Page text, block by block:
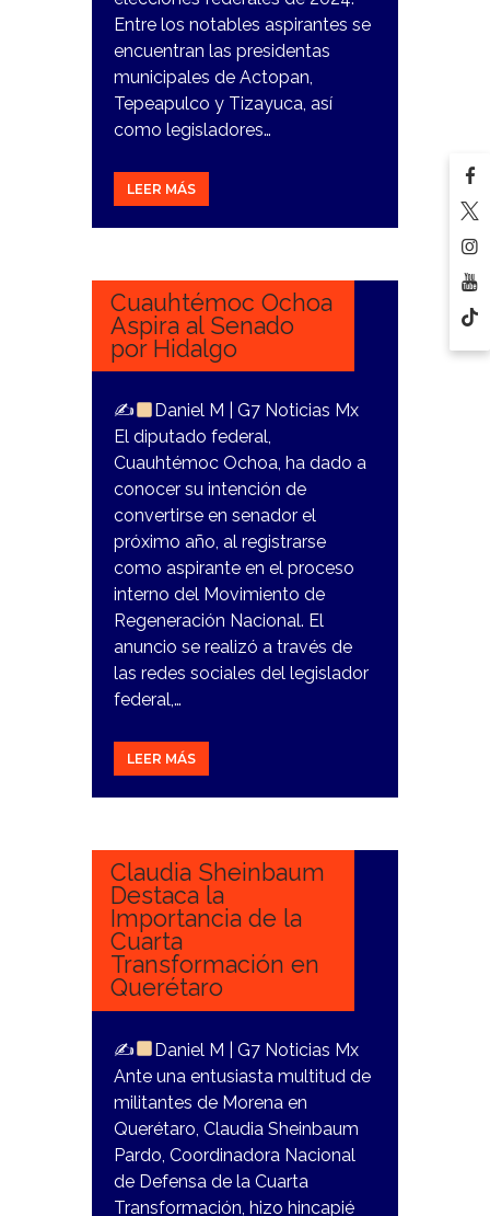
Entre los notables aspirantes se
encuentran las presidentas
municipales de Actopan,
Tepeapulco y Tizayuca, así
como legisladores…
LEER MÁS
5
Cuauhtémoc Ochoa
Aspira al Senado
por Hidalgo
✍
Daniel M | G7 Noticias Mx
El diputado federal,
Cuauhtémoc Ochoa, ha dado a
conocer su intención de
convertirse en senador el
próximo año, al registrarse
como aspirante en el proceso
interno del Movimiento de
Regeneración Nacional. El
anuncio se realizó a través de
las redes sociales del legislador
federal,…
LEER MÁS
5
Claudia Sheinbaum
Destaca la
Importancia de la
Cuarta
Transformación en
Querétaro
✍
Daniel M | G7 Noticias Mx
Ante una entusiasta multitud de
militantes de Morena en
Querétaro, Claudia Sheinbaum
Pardo, Coordinadora Nacional
de Defensa de la Cuarta
Transformación, hizo hincapié